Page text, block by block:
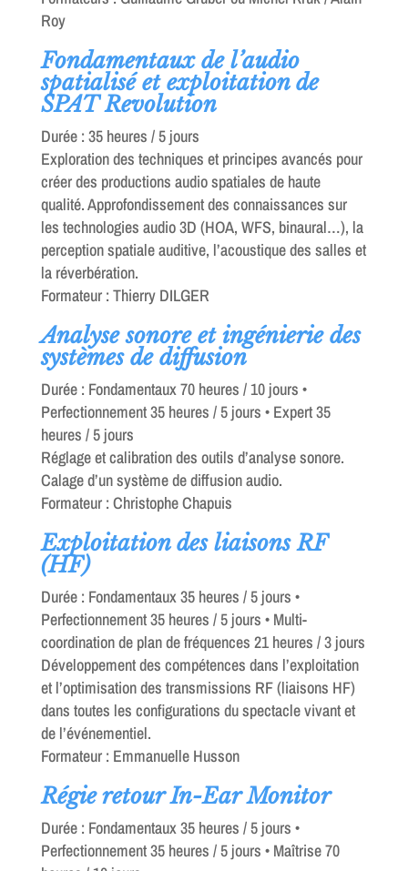
Roy
Fondamentaux de l’audio
spatialisé et exploitation de
SPAT Revolution
Durée : 35 heures / 5 jours
Exploration des techniques et principes avancés pour
créer des productions audio spatiales de haute
qualité. Approfondissement des connaissances sur
les technologies audio 3D (HOA, WFS, binaural…), la
perception spatiale auditive, l’acoustique des salles et
la réverbération.
Formateur : Thierry DILGER
Analyse sonore et ingénierie des
systèmes de diffusion
Durée : Fondamentaux 70 heures / 10 jours •
Perfectionnement 35 heures / 5 jours • Expert 35
heures / 5 jours
Réglage et calibration des outils d’analyse sonore.
Calage d’un système de diffusion audio.
Formateur : Christophe Chapuis
Exploitation des liaisons RF
(HF)
Durée : Fondamentaux 35 heures / 5 jours •
Perfectionnement 35 heures / 5 jours • Multi-
coordination de plan de fréquences 21 heures / 3 jours
Développement des compétences dans l’exploitation
et l’optimisation des transmissions RF (liaisons HF)
dans toutes les configurations du spectacle vivant et
de l’événementiel.
Formateur : Emmanuelle Husson
Régie retour In-Ear Monitor
Durée : Fondamentaux 35 heures / 5 jours •
Perfectionnement 35 heures / 5 jours • Maîtrise 70